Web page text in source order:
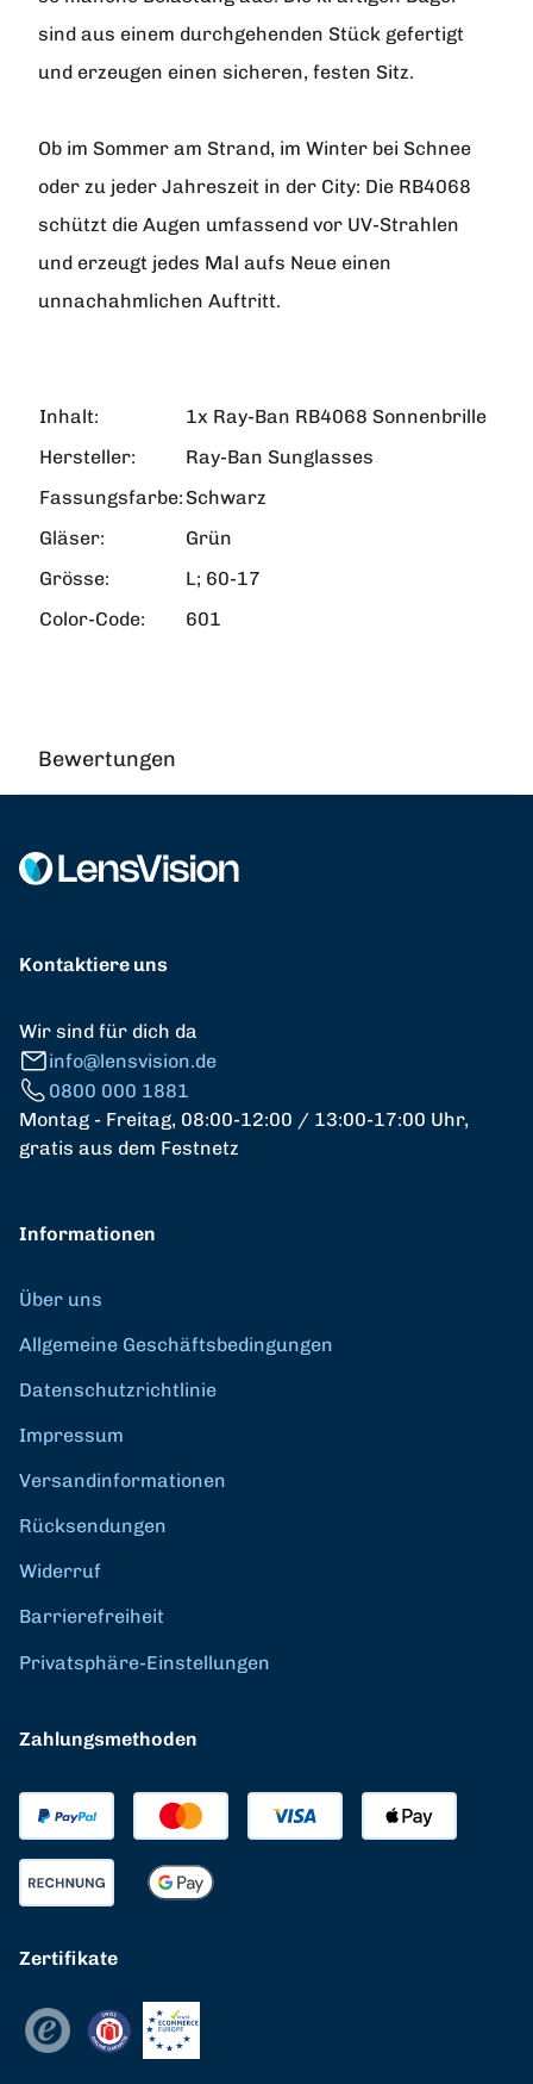
sind aus einem durchgehenden Stück gefertigt
und erzeugen einen sicheren, festen Sitz.
Ob im Sommer am Strand, im Winter bei Schnee
oder zu jeder Jahreszeit in der City: Die RB4068
schützt die Augen umfassend vor UV-Strahlen
und erzeugt jedes Mal aufs Neue einen
unnachahmlichen Auftritt.
Inhalt:
1x Ray-Ban RB4068 Sonnenbrille
Hersteller:
Ray-Ban Sunglasses
Fassungsfarbe: Schwarz
Gläser:
Grün
Grösse:
L; 60-17
Color-Code:
601
Bewertungen
Kontaktiere uns
Wir sind für dich da
info@lensvision.de
0800 000 1881
Montag - Freitag, 08:00-12:00 / 13:00-17:00 Uhr,
gratis aus dem Festnetz
Informationen
Über uns
Allgemeine Geschäftsbedingungen
Datenschutzrichtlinie
Impressum
Versandinformationen
Rücksendungen
Widerruf
Barrierefreiheit
Privatsphäre-Einstellungen
Zahlungsmethoden
Zertifikate